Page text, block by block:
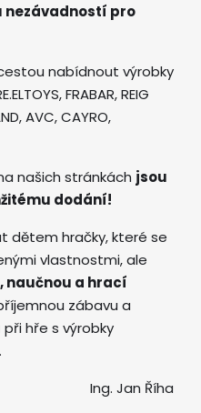
nezávadností pro
nabídnout výrobky
FRABAR, REIG
AVC, CAYRO,
našich stránkách jsou
dodání!
dětem hračky, které se
vlastnostmi, ale
naučnou a hrací
zábavu a
hře s výrobky
Ing. Jan Říha